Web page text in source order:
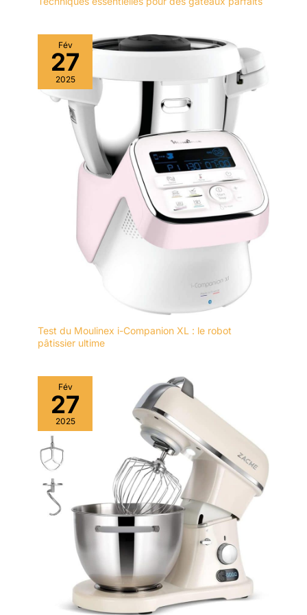
Fév
27
2025
Test du Moulinex i-Companion XL : le robot
pâtissier ultime
Fév
27
2025